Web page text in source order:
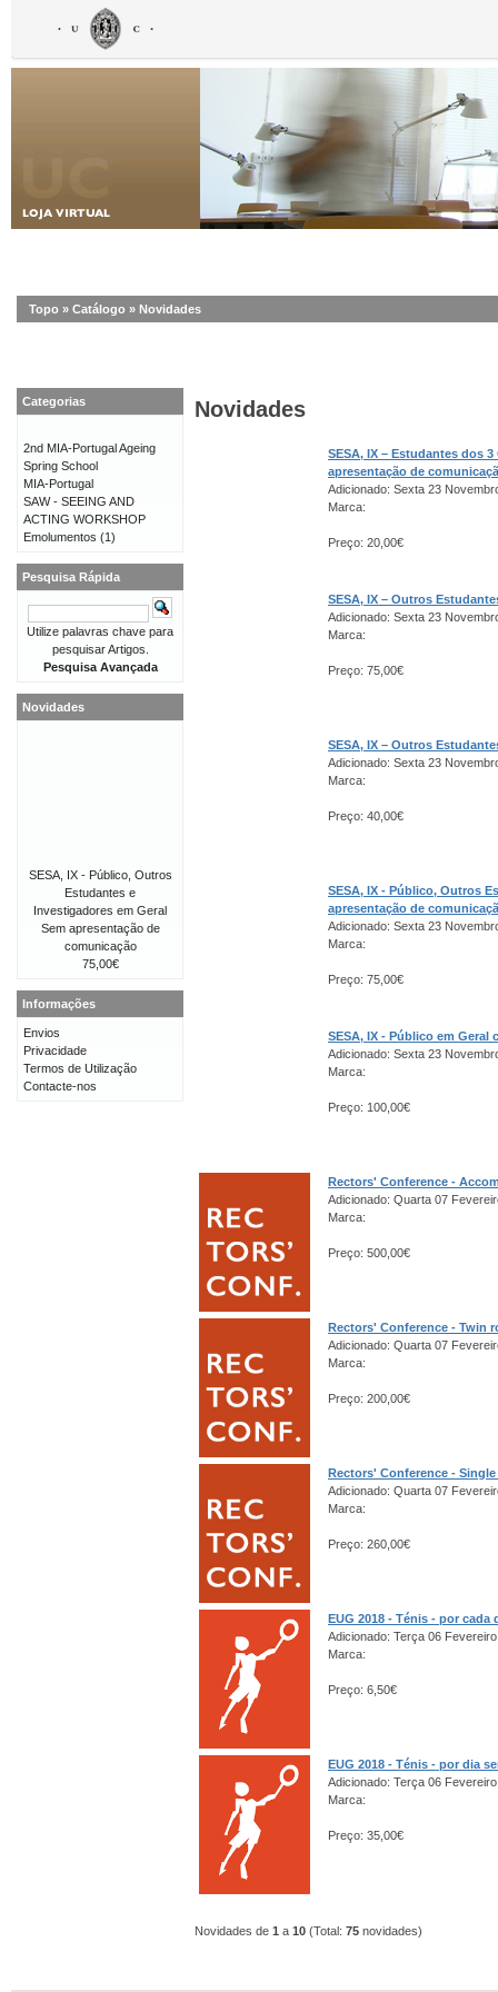
Topo » Catálogo » Novidades
Novidades
SESA, IX – Estudantes dos
apresentação de
Adicionado: Sexta 23
Marca:
Preço: 20,00€
SESA, IX – Outros
Adicionado: Sexta 23
Marca:
Preço: 75,00€
SESA, IX – Outros
Adicionado: Sexta 23
Marca:
Preço: 40,00€
SESA, IX - Público, Outros
apresentação de
Adicionado: Sexta 23
Marca:
Preço: 75,00€
SESA, IX - Público em
Adicionado: Sexta 23
Marca:
Preço: 100,00€
Rectors' Conference -
Adicionado: Quarta 07
Marca:
Preço: 500,00€
Rectors' Conference - Twin
Adicionado: Quarta 07
Marca:
Preço: 200,00€
Rectors' Conference -
Adicionado: Quarta 07
Marca:
Preço: 260,00€
EUG 2018 - Ténis - por
Adicionado: Terça 06
Marca:
Preço: 6,50€
EUG 2018 - Ténis - por dia
Adicionado: Terça 06
Marca:
Preço: 35,00€
Novidades de 1 a 10 (Total: 75 novidades)
Categorias
2nd MIA-Portugal Ageing
Spring School
MIA-Portugal
SAW - SEEING AND
ACTING WORKSHOP
Emolumentos (1)
Pesquisa Rápida
Utilize palavras chave para
pesquisar Artigos.
Pesquisa Avançada
Novidades
SESA, IX - Público, Outros
Estudantes e
Investigadores em Geral
Sem apresentação de
comunicação
75,00€
Informações
Envios
Privacidade
Termos de Utilização
Contacte-nos